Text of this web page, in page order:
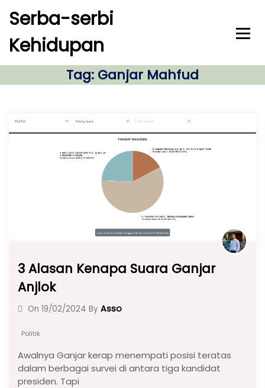
c
Serba-serbi
Kehidupan
Tag: Ganjar Mahfud
3 Alasan Kenapa Suara Ganjar
Anjlok
On 19/02/2024 By Asso
Politik
Awalnya Ganjar kerap menempati posisi teratas
dalam berbagai survei di antara tiga kandidat
presiden. Tapi